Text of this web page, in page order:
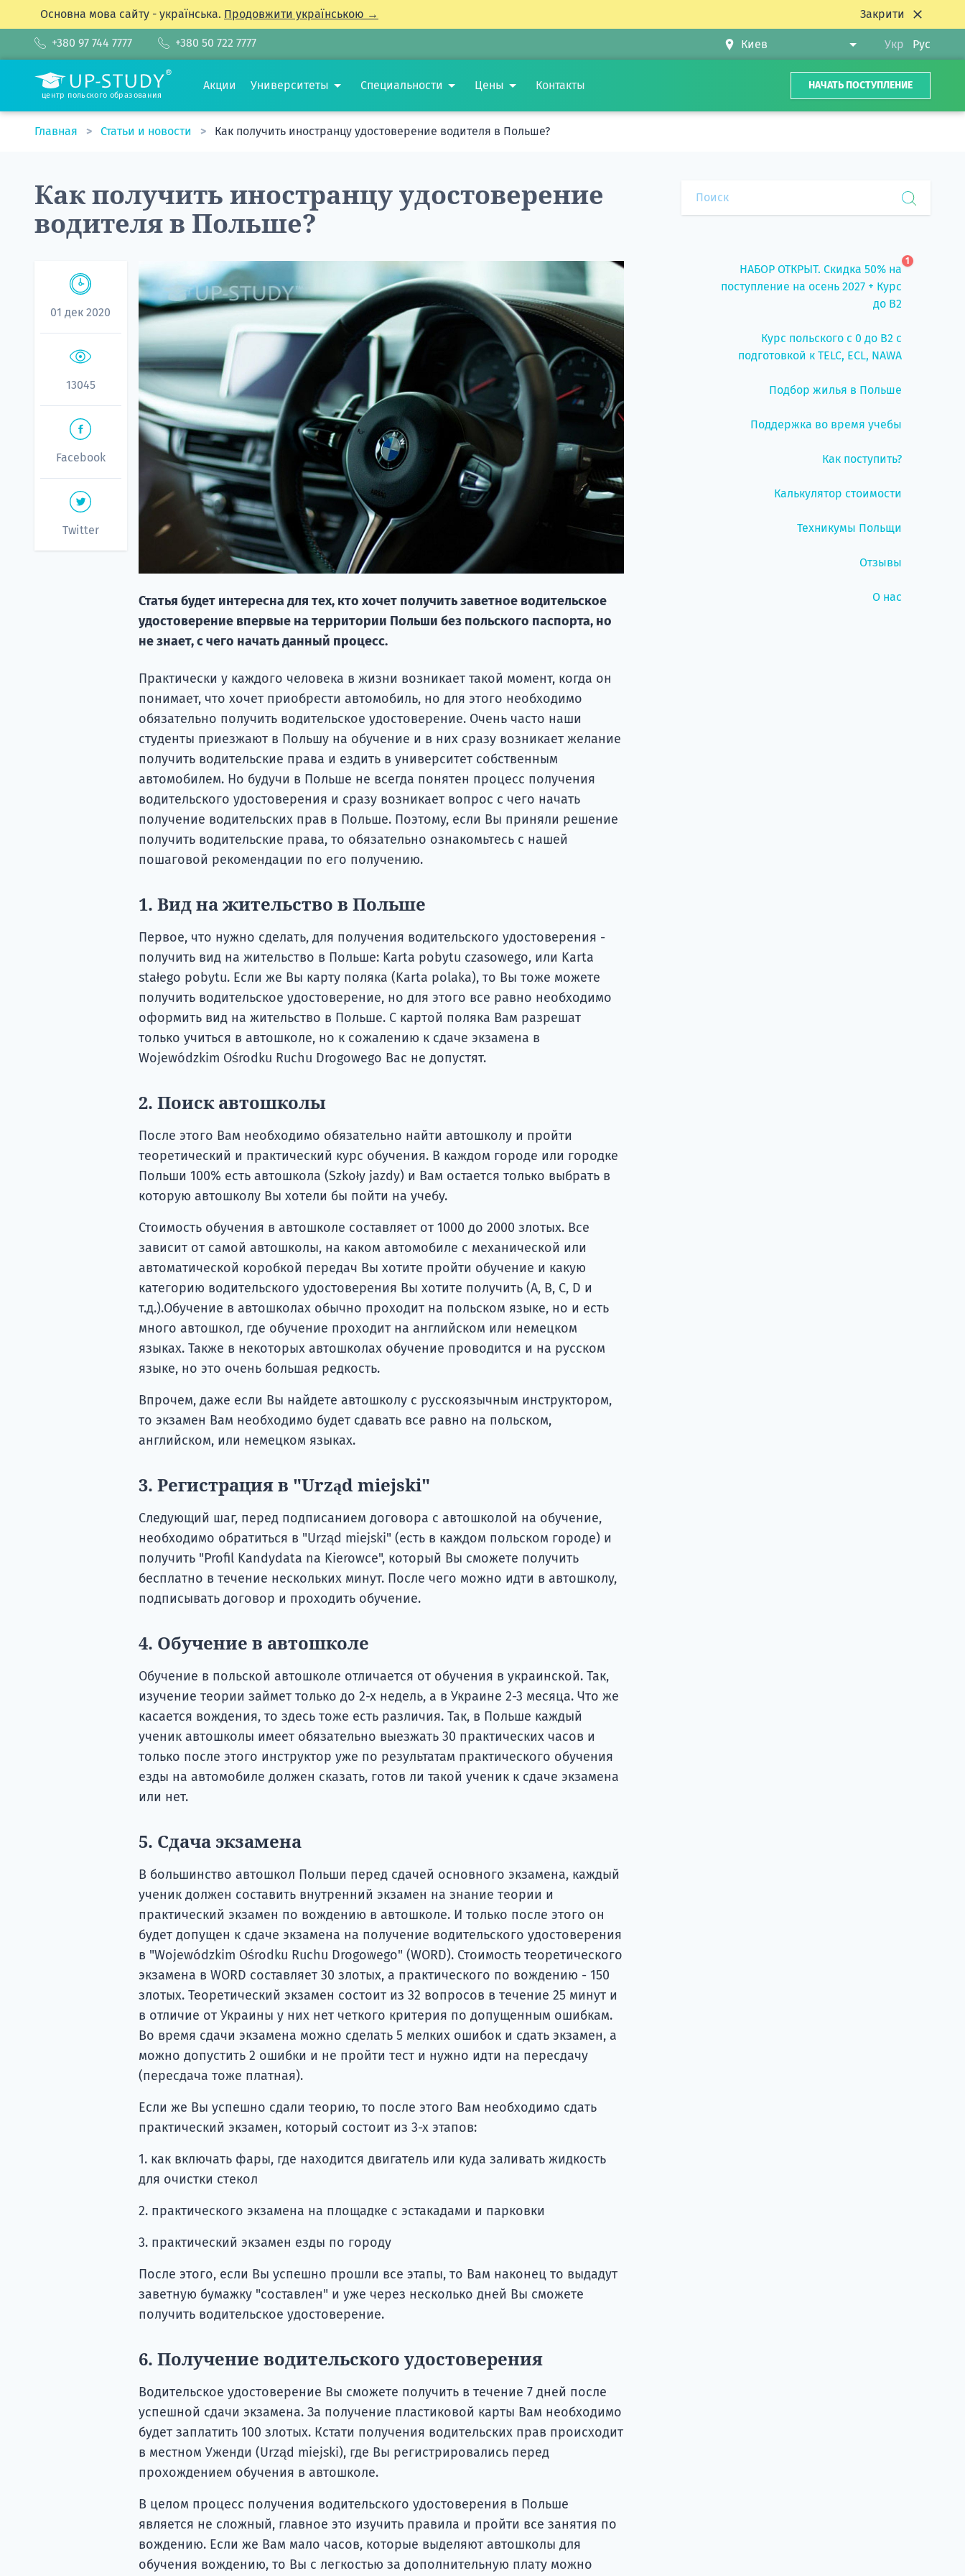
Основна мова сайту - українська. Продовжити українською → Закрити
+380 97 744 7777 +380 50 722 7777 Укр Рус
центр польского образования
Акции Университеты Специальности Цены Контакты НАЧАТЬ ПОСТУПЛЕНИЕ
Главная Статьи и новости Как получить иностранцу удостоверение водителя в Польше?
Как получить иностранцу удостоверение
водителя в Польше?
01 дек 2020
13045
Facebook
Twitter
Статья будет интересна для тех, кто хочет получить заветное водительское
удостоверение впервые на территории Польши без польского паспорта, но
не знает, с чего начать данный процесс.
Практически у каждого человека в жизни возникает такой момент, когда он
понимает, что хочет приобрести автомобиль, но для этого необходимо
обязательно получить водительское удостоверение. Очень часто наши
студенты приезжают в Польшу на обучение и в них сразу возникает желание
получить водительские права и ездить в университет собственным
автомобилем. Но будучи в Польше не всегда понятен процесс получения
водительского удостоверения и сразу возникает вопрос с чего начать
получение водительских прав в Польше. Поэтому, если Вы приняли решение
получить водительские права, то обязательно ознакомьтесь с нашей
пошаговой рекомендации по его получению.
1. Вид на жительство в Польше
Первое, что нужно сделать, для получения водительского удостоверения -
получить вид на жительство в Польше: Karta pobytu czasowego, или Karta
stałego pobytu. Если же Вы карту поляка (Karta polaka), то Вы тоже можете
получить водительское удостоверение, но для этого все равно необходимо
оформить вид на жительство в Польше. С картой поляка Вам разрешат
только учиться в автошколе, но к сожалению к сдаче экзамена в
Wojewódzkim Ośrodku Ruchu Drogowego Вас не допустят.
2. Поиск автошколы
После этого Вам необходимо обязательно найти автошколу и пройти
теоретический и практический курс обучения. В каждом городе или городке
Польши 100% есть автошкола (Szkoły jazdy) и Вам остается только выбрать в
которую автошколу Вы хотели бы пойти на учебу.
Стоимость обучения в автошколе составляет от 1000 до 2000 злотых. Все
зависит от самой автошколы, на каком автомобиле с механической или
автоматической коробкой передач Вы хотите пройти обучение и какую
категорию водительского удостоверения Вы хотите получить (А, В, С, D и
т.д.).Обучение в автошколах обычно проходит на польском языке, но и есть
много автошкол, где обучение проходит на английском или немецком
языках. Также в некоторых автошколах обучение проводится и на русском
языке, но это очень большая редкость.
Впрочем, даже если Вы найдете автошколу с русскоязычным инструктором,
то экзамен Вам необходимо будет сдавать все равно на польском,
английском, или немецком языках.
3. Регистрация в "Urząd miejski"
Следующий шаг, перед подписанием договора с автошколой на обучение,
необходимо обратиться в "Urząd miejski" (есть в каждом польском городе) и
получить "Profil Kandydata na Kierowce", который Вы сможете получить
бесплатно в течение нескольких минут. После чего можно идти в автошколу,
подписывать договор и проходить обучение.
4. Обучение в автошколе
Обучение в польской автошколе отличается от обучения в украинской. Так,
изучение теории займет только до 2-х недель, а в Украине 2-3 месяца. Что же
касается вождения, то здесь тоже есть различия. Так, в Польше каждый
ученик автошколы имеет обязательно выезжать 30 практических часов и
только после этого инструктор уже по результатам практического обучения
езды на автомобиле должен сказать, готов ли такой ученик к сдаче экзамена
или нет.
5. Сдача экзамена
В большинство автошкол Польши перед сдачей основного экзамена, каждый
ученик должен составить внутренний экзамен на знание теории и
практический экзамен по вождению в автошколе. И только после этого он
будет допущен к сдаче экзамена на получение водительского удостоверения
в "Wojewódzkim Ośrodku Ruchu Drogowego" (WORD). Стоимость теоретического
экзамена в WORD составляет 30 злотых, а практического по вождению - 150
злотых. Теоретический экзамен состоит из 32 вопросов в течение 25 минут и
в отличие от Украины у них нет четкого критерия по допущенным ошибкам.
Во время сдачи экзамена можно сделать 5 мелких ошибок и сдать экзамен, а
можно допустить 2 ошибки и не пройти тест и нужно идти на пересдачу
(пересдача тоже платная).
Если же Вы успешно сдали теорию, то после этого Вам необходимо сдать
практический экзамен, который состоит из 3-х этапов:
1. как включать фары, где находится двигатель или куда заливать жидкость
для очистки стекол
2. практического экзамена на площадке с эстакадами и парковки
3. практический экзамен езды по городу
После этого, если Вы успешно прошли все этапы, то Вам наконец то выдадут
заветную бумажку "составлен" и уже через несколько дней Вы сможете
получить водительское удостоверение.
6. Получение водительского удостоверения
Водительское удостоверение Вы сможете получить в течение 7 дней после
успешной сдачи экзамена. За получение пластиковой карты Вам необходимо
будет заплатить 100 злотых. Кстати получения водительских прав происходит
в местном Уженди (Urząd miejski), где Вы регистрировались перед
прохождением обучения в автошколе.
В целом процесс получения водительского удостоверения в Польше
является не сложный, главное это изучить правила и пройти все занятия по
вождению. Если же Вам мало часов, которые выделяют автошколы для
обучения вождению, то Вы с легкостью за дополнительную плату можно
НАБОР ОТКРЫТ. Скидка 50% на
поступление на осень 2027 + Курс
до B2
1
Курс польского с 0 до B2 с
подготовкой к TELC, ECL, NAWA
Подбор жилья в Польше
Поддержка во время учебы
Как поступить?
Калькулятор стоимости
Техникумы Польщи
Отзывы
О нас